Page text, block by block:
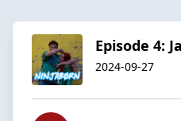
Episode 4:
2024-09-27